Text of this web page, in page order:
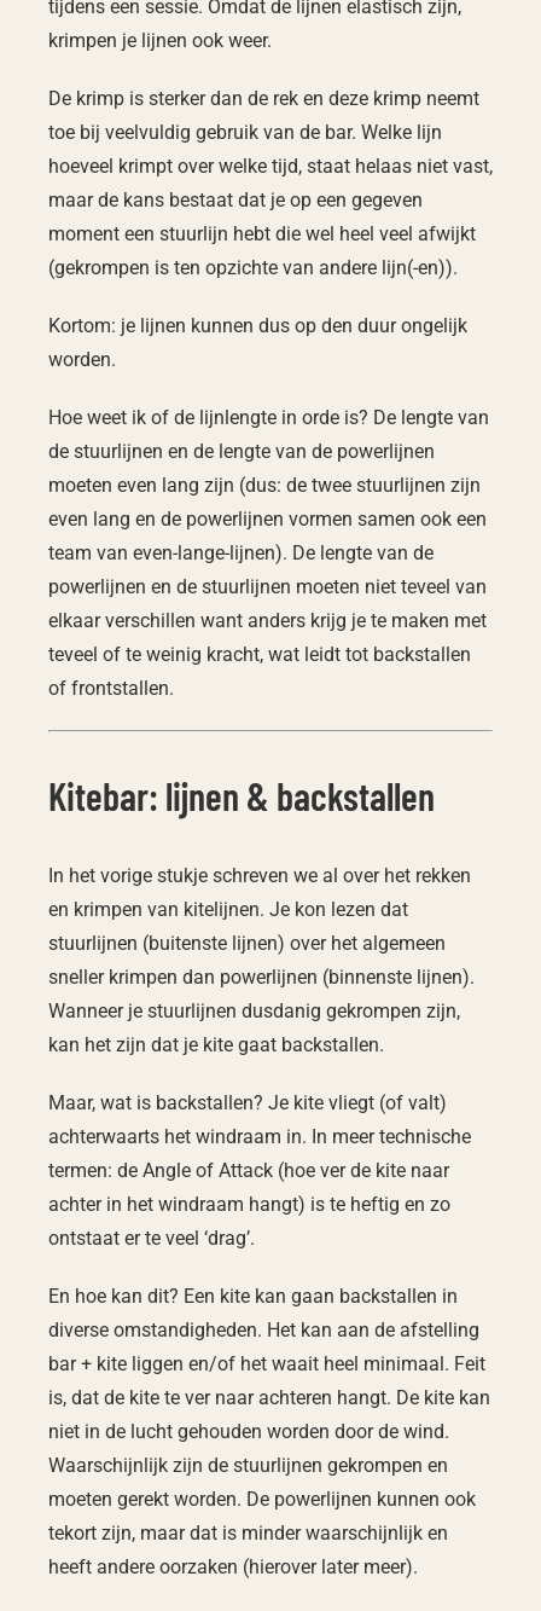
tijdens een sessie. Omdat de lijnen elastisch zijn,
krimpen je lijnen ook weer.
De krimp is sterker dan de rek en deze krimp neemt
toe bij veelvuldig gebruik van de bar. Welke lijn
hoeveel krimpt over welke tijd, staat helaas niet vast,
maar de kans bestaat dat je op een gegeven
moment een stuurlijn hebt die wel heel veel afwijkt
(gekrompen is ten opzichte van andere lijn(-en)).
Kortom: je lijnen kunnen dus op den duur ongelijk
worden.
Hoe weet ik of de lijnlengte in orde is? De lengte van
de stuurlijnen en de lengte van de powerlijnen
moeten even lang zijn (dus: de twee stuurlijnen zijn
even lang en de powerlijnen vormen samen ook een
team van even-lange-lijnen). De lengte van de
powerlijnen en de stuurlijnen moeten niet teveel van
elkaar verschillen want anders krijg je te maken met
teveel of te weinig kracht, wat leidt tot backstallen
of frontstallen.
Kitebar: lijnen & backstallen
In het vorige stukje schreven we al over het rekken
en krimpen van kitelijnen. Je kon lezen dat
stuurlijnen (buitenste lijnen) over het algemeen
sneller krimpen dan powerlijnen (binnenste lijnen).
Wanneer je stuurlijnen dusdanig gekrompen zijn,
kan het zijn dat je kite gaat backstallen.
Maar, wat is backstallen? Je kite vliegt (of valt)
achterwaarts het windraam in. In meer technische
termen: de Angle of Attack (hoe ver de kite naar
achter in het windraam hangt) is te heftig en zo
ontstaat er te veel ‘drag’.
En hoe kan dit? Een kite kan gaan backstallen in
diverse omstandigheden. Het kan aan de afstelling
bar + kite liggen en/of het waait heel minimaal. Feit
is, dat de kite te ver naar achteren hangt. De kite kan
niet in de lucht gehouden worden door de wind.
Waarschijnlijk zijn de stuurlijnen gekrompen en
moeten gerekt worden. De powerlijnen kunnen ook
tekort zijn, maar dat is minder waarschijnlijk en
heeft andere oorzaken (hierover later meer).